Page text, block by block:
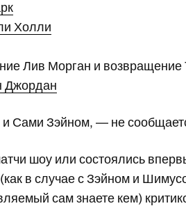
Холли
Лив Морган и
Джордан
и Сами Зэйном, — не
шоу или состоялись
в случае с Зэйном и
сам знаете кем)